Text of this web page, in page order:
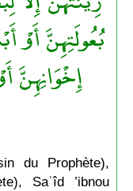
بُعُولَتِهِنَّ أَوْ
إِخْوَانِهِنَّ
du Prophète),
Saʿîd ’ibnou